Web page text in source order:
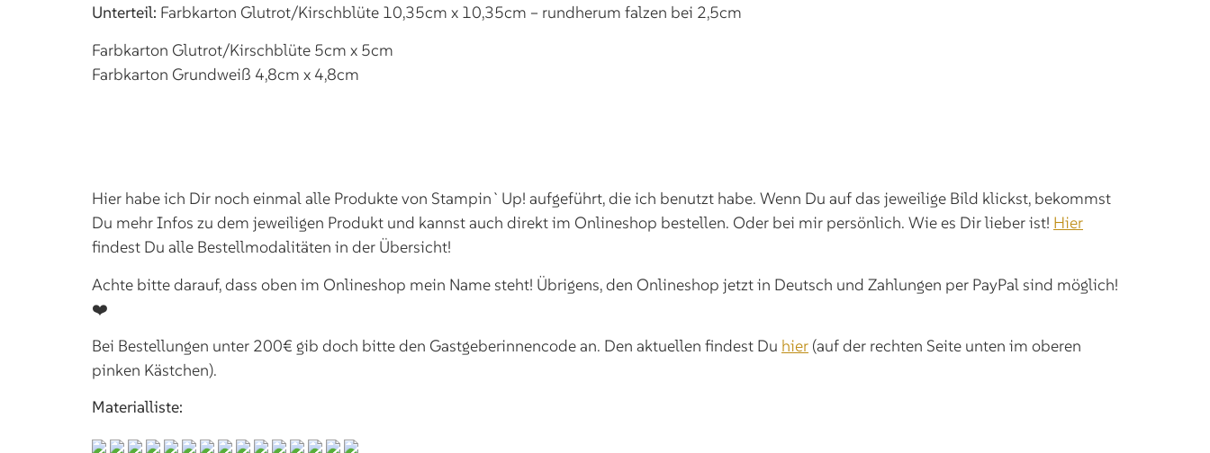
Unterteil: Farbkarton Glutrot/Kirschblüte 10,35cm x 10,35cm – rundherum falzen bei 2,5cm
Farbkarton Glutrot/Kirschblüte 5cm x 5cm
Farbkarton Grundweiß 4,8cm x 4,8cm
Hier habe ich Dir noch einmal alle Produkte von Stampin`Up! aufgeführt, die ich benutzt habe. Wenn Du auf das jeweilige Bild klickst, bekommst
Du mehr Infos zu dem jeweiligen Produkt und kannst auch direkt im Onlineshop bestellen. Oder bei mir persönlich. Wie es Dir lieber ist! Hier
findest Du alle Bestellmodalitäten in der Übersicht!
Achte bitte darauf, dass oben im Onlineshop mein Name steht! Übrigens, den Onlineshop jetzt in Deutsch und Zahlungen per PayPal sind möglich!
❤️
Bei Bestellungen unter 200€ gib doch bitte den Gastgeberinnencode an. Den aktuellen findest Du hier (auf der rechten Seite unten im oberen
pinken Kästchen).
Materialliste: